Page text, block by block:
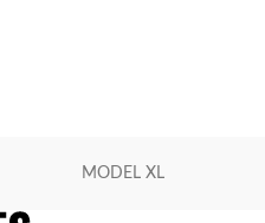
MODEL XL